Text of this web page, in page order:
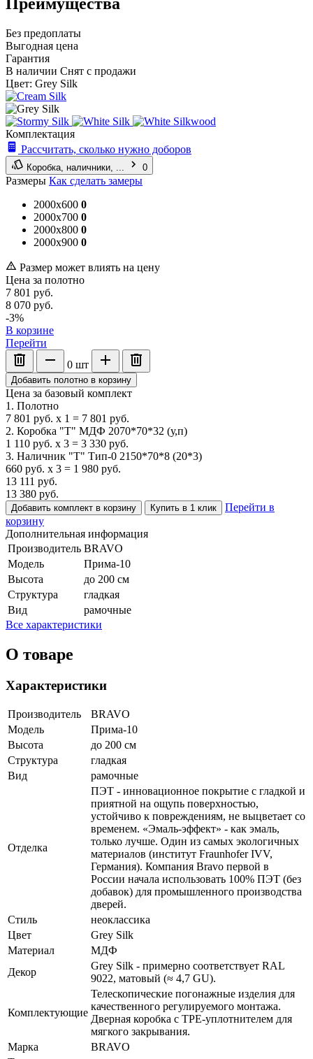
Без предоплаты
Выгодная цена
Гарантия
В наличии Снят с продажи
Цвет: Grey Silk
Комплектация
Рассчитать, сколько нужно доборов
Коробка, наличники, ... 0
Размеры Как сделать замеры
2000x600 0
2000x700 0
2000x800 0
2000x900 0
Размер может влиять на цену
Цена за полотно
7 801 руб.
8 070 руб.
-3%
В корзине
Перейти
0 шт
Добавить полотно в корзину
Цена за базовый комплект
1. Полотно
7 801 руб. x 1 = 7 801 руб.
2. Коробка "Т" МДФ 2070*70*32 (у,п)
1 110 руб. x 3 = 3 330 руб.
3. Наличник "Т" Тип-0 2150*70*8 (20*3)
660 руб. x 3 = 1 980 руб.
13 111 руб.
13 380 руб.
Добавить комплект в корзину Купить в 1 клик
Перейти в
корзину
Дополнительная информация
Производитель BRAVO
Модель
Прима-10
Высота
до 200 см
Структура
гладкая
Вид
рамочные
Все характеристики
О товаре
Характеристики
Производитель
BRAVO
Модель
Прима-10
Высота
до 200 см
Структура
гладкая
Вид
рамочные
Отделка
ПЭТ - инновационное покрытие c гладкой и
приятной на ощупь поверхностью,
устойчиво к повреждениям, не выцветает со
временем. «Эмаль-эффект» - как эмаль,
только лучше. Один из самых экологичных
материалов (институт Fraunhofer IVV,
Германия). Компания Bravo первой в
России начала использовать 100% ПЭТ (без
добавок) для промышленного производства
дверей.
Стиль
неоклассика
Цвет
Grey Silk
Материал
МДФ
Декор
Grey Silk - примерно соответствует RAL
9022, матовый (≈ 4,7 GU).
Комплектующие
Телескопические погонажные изделия для
качественного регулируемого монтажа.
Дверная коробка с TPE-уплотнителем для
мягкого закрывания.
Марка
BRAVO